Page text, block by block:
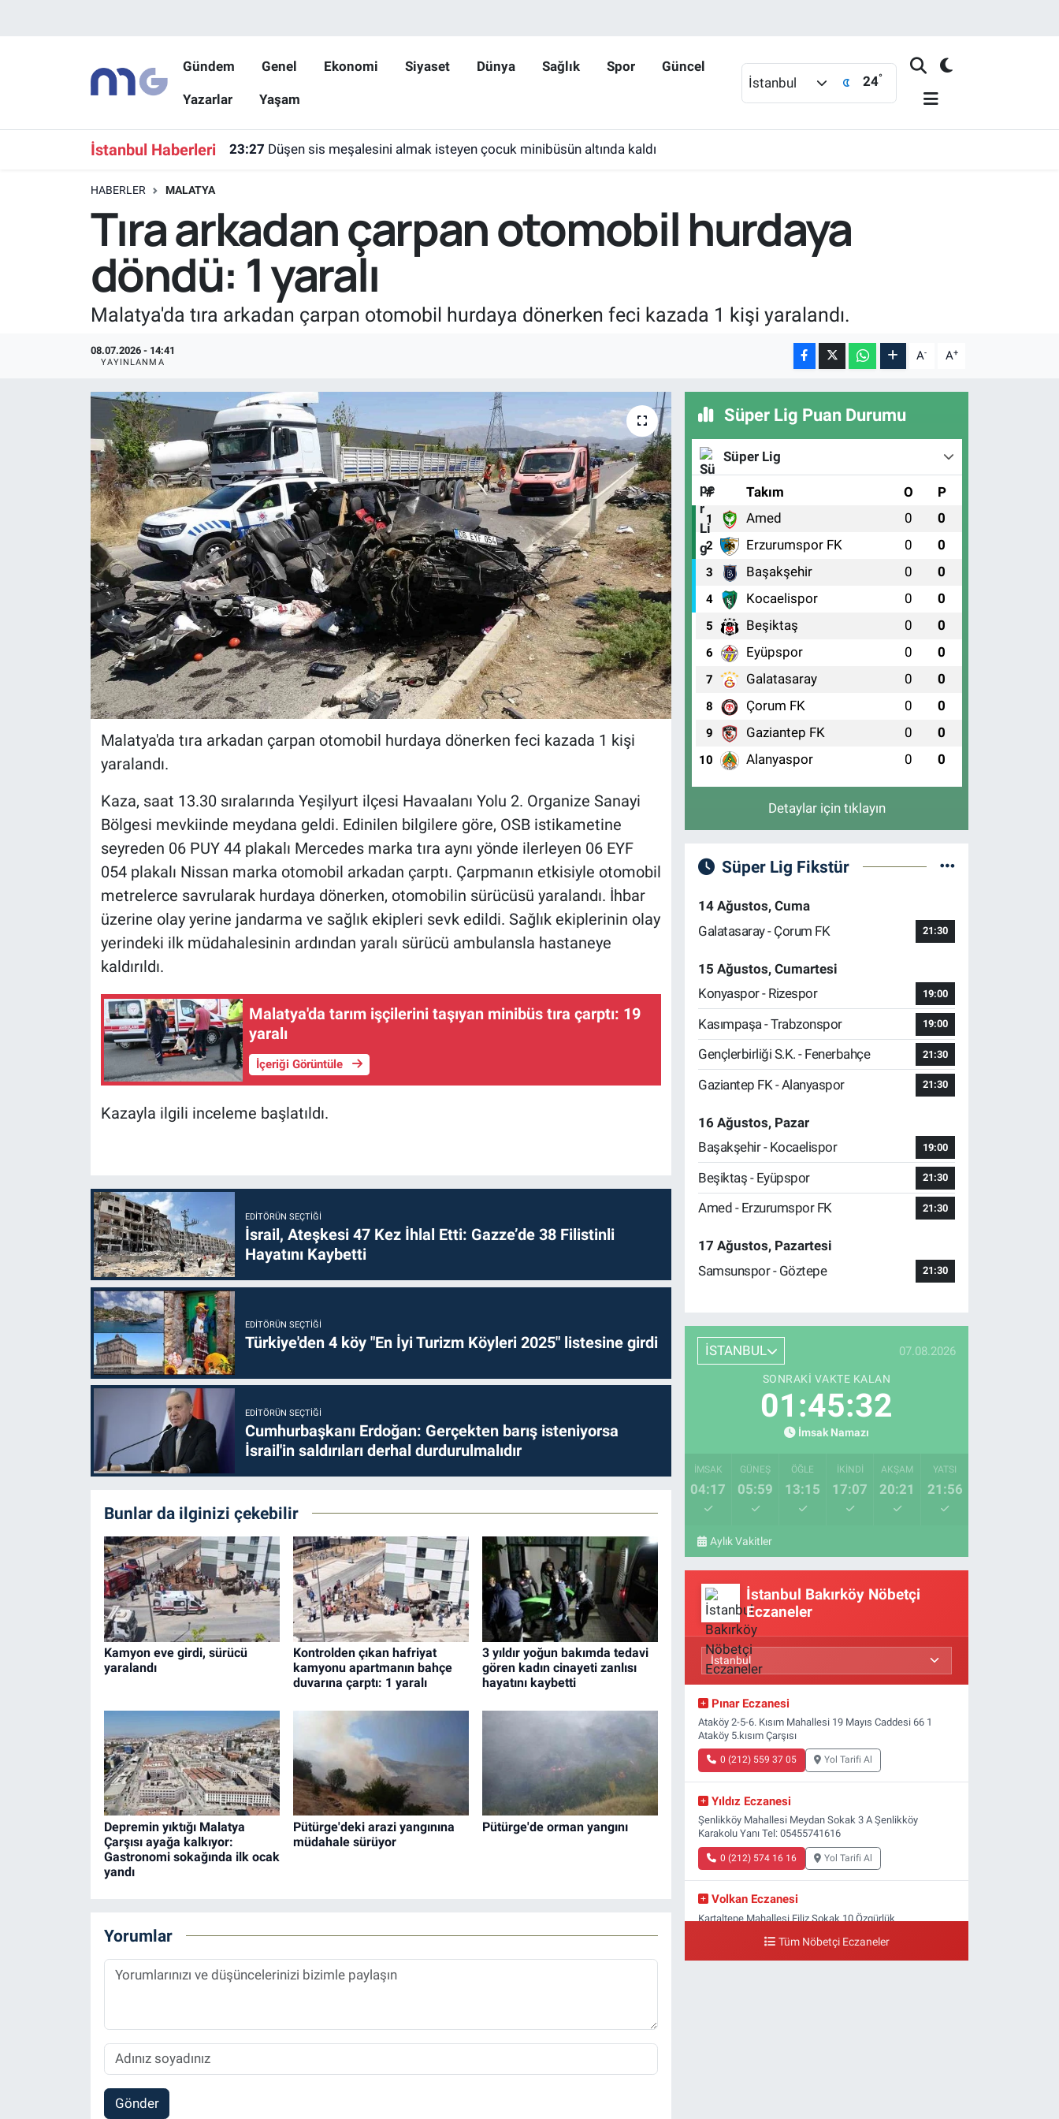
Gündem Genel Ekonomi Siyaset Dünya Sağlık Spor Güncel
Yazarlar Yaşam
İstanbul 24°
İstanbul Haberleri 23:27 Düşen sis meşalesini almak isteyen çocuk minibüsün altında kaldı
HABERLER MALATYA
Tıra arkadan çarpan otomobil hurdaya
döndü: 1 yaralı
Malatya'da tıra arkadan çarpan otomobil hurdaya dönerken feci kazada 1 kişi yaralandı.
08.07.2026 - 14:41
YAYINLANMA A- A+
Malatya'da tıra arkadan çarpan otomobil hurdaya dönerken feci kazada 1 kişi
yaralandı.
Kaza, saat 13.30 sıralarında Yeşilyurt ilçesi Havaalanı Yolu 2. Organize Sanayi
Bölgesi mevkiinde meydana geldi. Edinilen bilgilere göre, OSB istikametine
seyreden 06 PUY 44 plakalı Mercedes marka tıra aynı yönde ilerleyen 06 EYF
054 plakalı Nissan marka otomobil arkadan çarptı. Çarpmanın etkisiyle otomobil
metrelerce savrularak hurdaya dönerken, otomobilin sürücüsü yaralandı. İhbar
üzerine olay yerine jandarma ve sağlık ekipleri sevk edildi. Sağlık ekiplerinin olay
yerindeki ilk müdahalesinin ardından yaralı sürücü ambulansla hastaneye
kaldırıldı.
Malatya'da tarım işçilerini taşıyan minibüs tıra çarptı: 19
yaralı
İçeriği Görüntüle
Kazayla ilgili inceleme başlatıldı.
EDITÖRÜN SEÇTIĞI
İsrail, Ateşkesi 47 Kez İhlal Etti: Gazze’de 38 Filistinli
Hayatını Kaybetti
EDITÖRÜN SEÇTIĞI
Türkiye'den 4 köy "En İyi Turizm Köyleri 2025" listesine girdi
EDITÖRÜN SEÇTIĞI
Cumhurbaşkanı Erdoğan: Gerçekten barış isteniyorsa
İsrail'in saldırıları derhal durdurulmalıdır
Bunlar da ilginizi çekebilir
Kamyon eve girdi, sürücü
yaralandı
Kontrolden çıkan hafriyat
kamyonu apartmanın bahçe
duvarına çarptı: 1 yaralı
3 yıldır yoğun bakımda tedavi
gören kadın cinayeti zanlısı
hayatını kaybetti
Depremin yıktığı Malatya
Çarşısı ayağa kalkıyor:
Gastronomi sokağında ilk ocak
yandı
Pütürge'deki arazi yangınına
müdahale sürüyor
Pütürge'de orman yangını
Yorumlar
Gönder
Süper Lig Puan Durumu
Süper Lig
# Takım O P
1 Amed 0 0
2 Erzurumspor FK 0 0
3 Başakşehir 0 0
4 Kocaelispor 0 0
5 Beşiktaş 0 0
6 Eyüpspor 0 0
7 Galatasaray 0 0
8 Çorum FK 0 0
9 Gaziantep FK 0 0
10 Alanyaspor 0 0
Detaylar için tıklayın
Süper Lig Fikstür
14 Ağustos, Cuma
Galatasaray - Çorum FK
21:30
15 Ağustos, Cumartesi
Konyaspor - Rizespor
19:00
Kasımpaşa - Trabzonspor 19:00
Gençlerbirliği S.K. - Fenerbahçe 21:30
Gaziantep FK - Alanyaspor 21:30
16 Ağustos, Pazar
Başakşehir - Kocaelispor
19:00
Beşiktaş - Eyüpspor 21:30
Amed - Erzurumspor FK 21:30
17 Ağustos, Pazartesi
Samsunspor - Göztepe
21:30
İSTANBUL 07.08.2026
SONRAKI VAKTE KALAN
01:45:31
İmsak Namazı
İMSAK
04:17
GÜNEŞ
05:59
ÖĞLE
13:15
İKINDI
17:07
AKŞAM
20:21
YATSI
21:56
Aylık Vakitler
İstanbul Bakırköy Nöbetçi
Eczaneler
Pınar Eczanesi
Ataköy 2-5-6. Kısım Mahallesi 19 Mayıs Caddesi 66 1
Ataköy 5.kısım Çarşısı
0 (212) 559 37 05 Yol Tarifi Al
Yıldız Eczanesi
Şenlikköy Mahallesi Meydan Sokak 3 A Şenlikköy
Karakolu Yanı Tel: 05455741616
0 (212) 574 16 16 Yol Tarifi Al
Volkan Eczanesi
Kartaltepe Mahallesi Filiz Sokak 10 Özgürlük
Tüm Nöbetçi Eczaneler
Hava Durumu
İstanbul Namaz Vakitleri
Süper Lig Puan Durumu ve Fikstür
Tüm Manşetler